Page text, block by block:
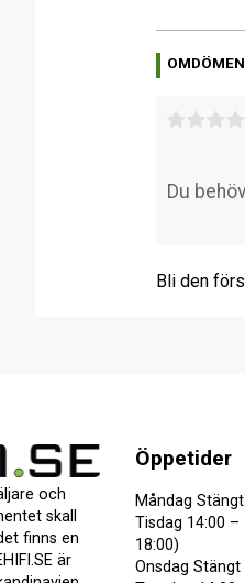
OMDÖMEN
Bli den
och
skall
finns en
är
Öppetider
Måndag Stängt
Tisdag 14:00 –
18:00)
Onsdag Stängt